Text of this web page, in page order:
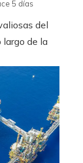
5 días
del
de la